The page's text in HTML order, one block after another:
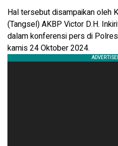
Hal tersebut disampaikan oleh
(Tangsel) AKBP Victor D.H.
dalam konferensi pers di
kamis 24 Oktober 2024.